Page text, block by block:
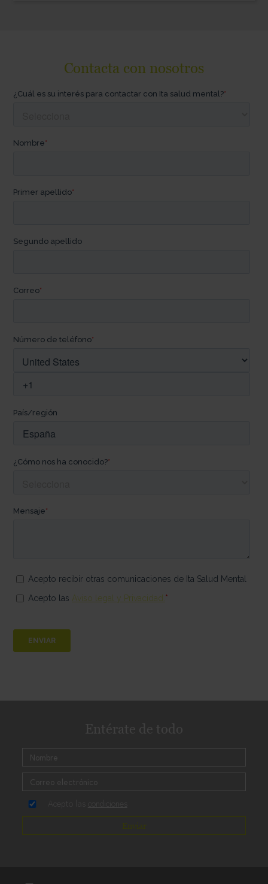
Contacta con nosotros
Entérate de todo
Enviar